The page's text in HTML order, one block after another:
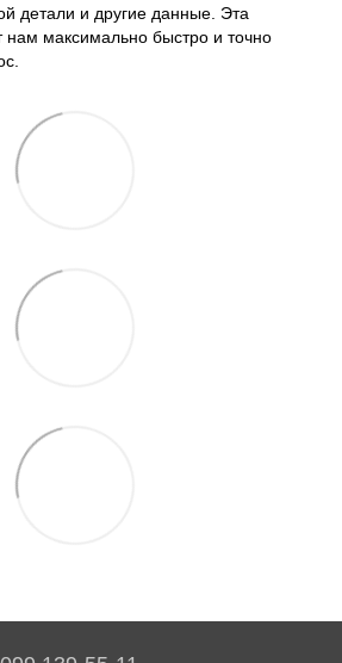
детали и другие данные. Эта
максимально быстро и точно